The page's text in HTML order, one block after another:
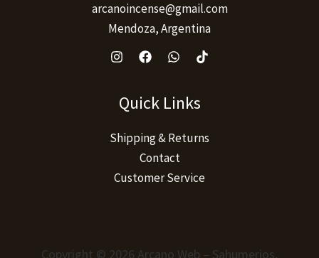
arcanoincense@gmail.com
Mendoza, Argentina
Quick Links
Shipping & Returns
Contact
Customer Service
Copyright © 2026 Arcano Web – Sahumerios,